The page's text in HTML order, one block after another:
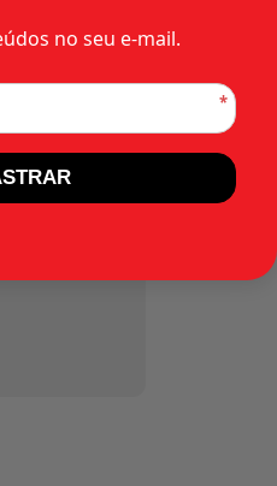
40.640
em 9
de 1978
no seu e-mail.
*